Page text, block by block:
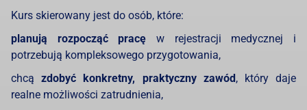
Kurs skierowany jest do osób, które:
planują rozpocząć pracę w rejestracji medycznej i
potrzebują kompleksowego przygotowania,
chcązdobyć konkretny, praktyczny zawód, który daje
realne możliwości zatrudnienia,